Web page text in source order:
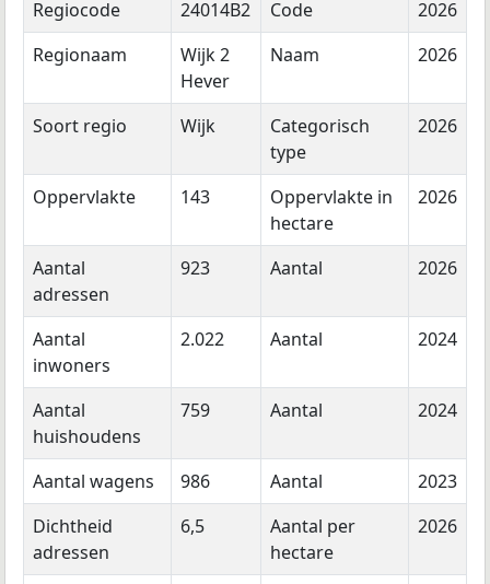
Regiocode 24014B2 Code
2026
Regionaam
Wijk 2
Hever
Naam 2026
Soort regio Wijk
Categorisch
type
2026
Oppervlakte 143
Oppervlakte in
hectare
2026
Aantal
adressen
923 Aantal 2026
Aantal
inwoners
2.022 Aantal 2024
Aantal
huishoudens
759 Aantal 2024
Aantal wagens 986 Aantal
2023
Dichtheid
adressen
6,5
Aantal per
hectare
2026